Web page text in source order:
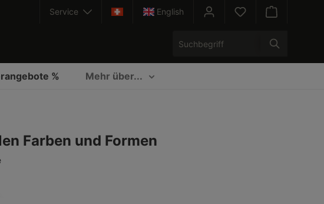
Service
English
% Mehr über...
Farben und Formen